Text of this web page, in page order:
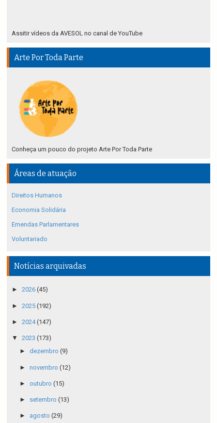
Assitir vídeos da AVESOL no canal de YouTube
Arte Por Toda Parte
Conheça um pouco do projeto Arte Por Toda Parte
Áreas de atuação
Direitos Humanos
Economia Solidária
Emendas Parlamentares
Voluntariado
Notícias arquivadas
► 2026 (45)
► 2025 (192)
► 2024(147)
▼ 2023 (173)
► dezembro (9)
► novembro (12)
► outubro (15)
► setembro (13)
► agosto (29)